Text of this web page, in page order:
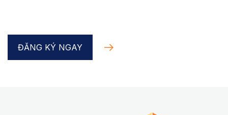
ĐĂNG KÝ NGAY